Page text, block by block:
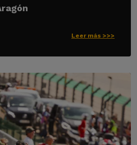
Leer más >>>